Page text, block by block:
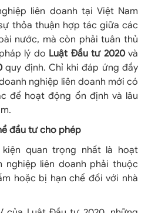
liên doanh tại Việt Nam
thỏa thuận hợp tác giữa các
nước, mà còn phải tuân thủ
lý do Luật Đầu tư 2020và
quy định. Chỉ khi đáp ứng đầy
nghiệp liên doanh mới có
để hoạt động ổn định và lâu
đầu tư cho phép
quan trọng nhất là hoạt
liên doanh phải thuộc
hoặc bị hạn chế đối với nhà